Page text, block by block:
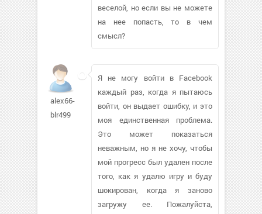
веселой, но если вы не можете
на нее попасть, то в чем
смысл?
alex66-
blr499
Я не могу войти в Facebook
каждый раз, когда я пытаюсь
войти, он выдает ошибку, и это
моя единственная проблема.
Это может показаться
неважным, но я не хочу, чтобы
мой прогресс был удален после
того, как я удалю игру и буду
шокирован, когда я заново
загружу ее. Пожалуйста,